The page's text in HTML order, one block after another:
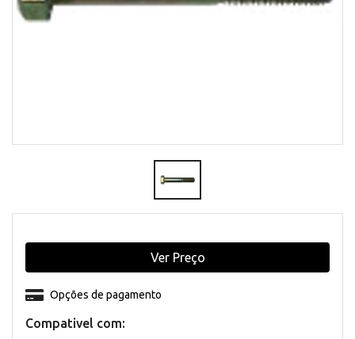
Compativel com:
Opções de pagamento
Ver Preço